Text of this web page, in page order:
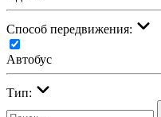
Cпособ передвижения:
Автобус
Тип: